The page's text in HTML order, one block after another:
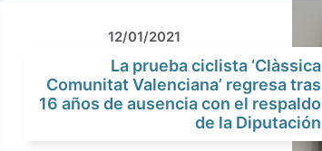
12/01/2021
La prueba ciclista ‘Clàssica
Comunitat Valenciana’ regresa tras
16 años de ausencia con el respaldo
de la Diputación